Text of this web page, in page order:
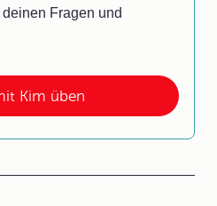
Kim üben
Fragen und